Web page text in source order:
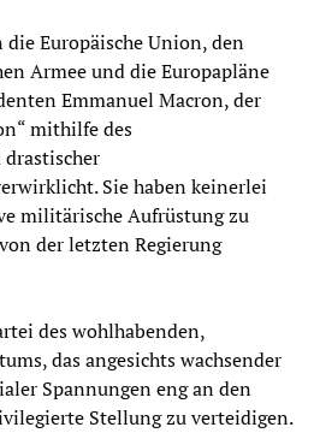
Europäische Union, den
Armee und die Europapläne
Emmanuel Macron, der
mithilfe des
Sie haben keinerlei
militärische Aufrüstung zu
der letzten Regierung
des wohlhabenden,
das angesichts wachsender
Spannungen eng an den
Stellung zu verteidigen.